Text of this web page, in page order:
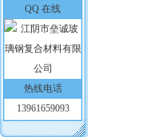
QQ 在线
热线电话
13961659093